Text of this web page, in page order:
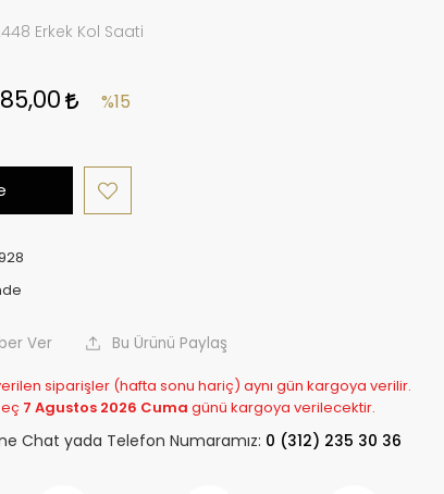
Erkek Kol Saati
%15
Ver Bu Ürünü Paylaş
siparişler (hafta sonu hariç) aynı gün kargoya verilir.
7 Agustos 2026 Cuma günü kargoya verilecektir.
Chat yada Telefon Numaramız: 0 (312) 235 30 36